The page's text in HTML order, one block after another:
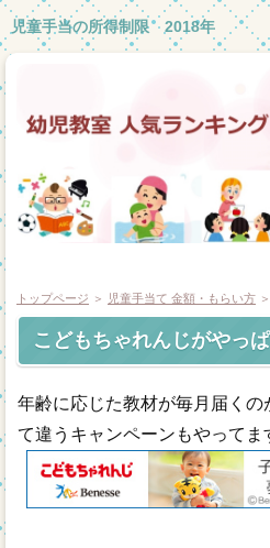
児童手当の所得制限 2018年
幼児教室体験談
幼児教室一覧
トップページ ＞ 児童手当て 金額・もらい方
こどもちゃれんじがやっぱ
年齢に応じた教材が毎月届く
て違うキャンペーンもやってま